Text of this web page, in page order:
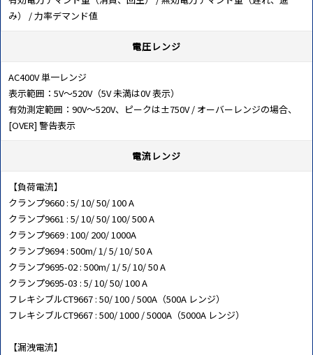
み） / 力率デマンド値
電圧レンジ
AC400V 単一レンジ
表示範囲：5V～520V（5V 未満は0V 表示）
有効測定範囲：90V～520V、ピークは±750V / オーバーレンジの場合、
[OVER] 警告表示
電流レンジ
【負荷電流】
クランプ9660 : 5/ 10/ 50/ 100 A
クランプ9661 : 5/ 10/ 50/ 100/ 500 A
クランプ9669 : 100/ 200/ 1000A
クランプ9694 : 500m/ 1/ 5/ 10/ 50 A
クランプ9695-02 : 500m/ 1/ 5/ 10/ 50 A
クランプ9695-03 : 5/ 10/ 50/ 100 A
フレキシブルCT9667 : 50/ 100 / 500A（500A レンジ）
フレキシブルCT9667 : 500/ 1000 / 5000A（5000A レンジ）
【漏洩電流】